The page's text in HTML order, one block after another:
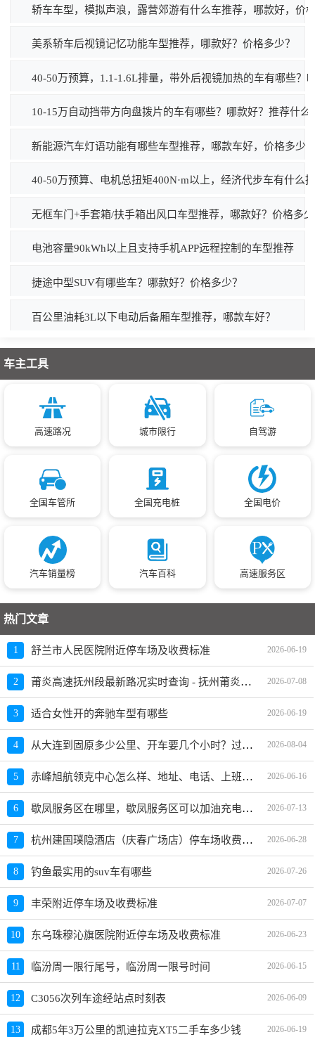
轿车车型，模拟声浪，露营郊游有什么车推荐，哪款好，价
美系轿车后视镜记忆功能车型推荐，哪款好？价格多少？
40-50万预算，1.1-1.6L排量，带外后视镜加热的车有哪些？
10-15万自动挡带方向盘拨片的车有哪些？哪款好？推荐什么
新能源汽车灯语功能有哪些车型推荐，哪款车好，价格多少
40-50万预算、电机总扭矩400N·m以上，经济代步车有什么
无框车门+手套箱/扶手箱出风口车型推荐，哪款好？价格多少
电池容量90kWh以上且支持手机APP远程控制的车型推荐
捷途中型SUV有哪些车？哪款好？价格多少？
百公里油耗3L以下电动后备厢车型推荐，哪款车好？
车主工具
高速路况 城市限行 自驾游
全国车管所 全国充电桩 全国电价
汽车销量榜 汽车百科 高速服务区
热门文章
1 舒兰市人民医院附近停车场及收费标准 2026-06-19
2 莆炎高速抚州段最新路况实时查询 - 抚州莆炎高速最新消息 - 车流量大吗 2026-07-08
3 适合女性开的奔驰车型有哪些 2026-06-19
4 从大连到固原多少公里、开车要几个小时？过路费、油费等 2026-08-04
5 赤峰旭航领克中心怎么样、地址、电话、上班时间查询 2026-06-16
6 歇凤服务区在哪里，歇凤服务区可以加油充电吗？ 2026-07-13
7 杭州建国璞隐酒店（庆春广场店）停车场收费标准、免费时长、日租月租信息 2026-06-28
8 钓鱼最实用的suv车有哪些 2026-07-26
9 丰荣附近停车场及收费标准 2026-07-07
10 东乌珠穆沁旗医院附近停车场及收费标准 2026-06-23
11 临汾周一限行尾号，临汾周一限号时间 2026-06-15
12 C3056次列车途经站点时刻表 2026-06-09
13 成都5年3万公里的凯迪拉克XT5二手车多少钱 2026-06-19